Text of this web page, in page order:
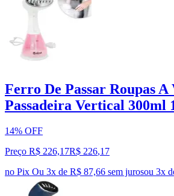
Ferro De Passar Roupas A
Passadeira Vertical 300ml
14% OFF
Preço R$ 226,17R$ 226,17
no Pix Ou 3x de R$ 87,66 sem jurosou 3x